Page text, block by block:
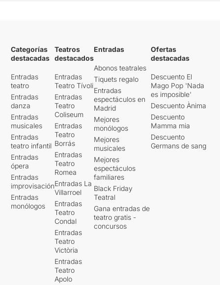
Categorías
destacadas
Entradas
teatro
Entradas
danza
Entradas
musicales
Entradas
teatro infantil
Entradas
ópera
Entradas
improvisación
Entradas
monólogos
Teatros
destacados
Entradas
Teatro Tívoli
Entradas
Teatro
Coliseum
Entradas
Teatro
Borrás
Entradas
Teatro
Romea
Entradas La
Villarroel
Entradas
Teatro
Condal
Entradas
Teatro
Victòria
Entradas
Teatro
Apolo
Entradas
Abonos teatrales
Tiquets regalo
Entradas
espectáculos en
Madrid
Mejores
monólogos
Mejores
musicales
Mejores
espectáculos
familiares
Black Friday
Teatral
Gana entradas de
teatro gratis -
concursos
Ofertas
destacadas
Descuento El
Mago Pop 'Nada
es imposible'
Descuento Ànima
Descuento
Mamma mia
Descuento
Germans de sang